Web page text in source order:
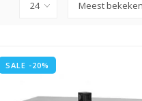
SALE -20%